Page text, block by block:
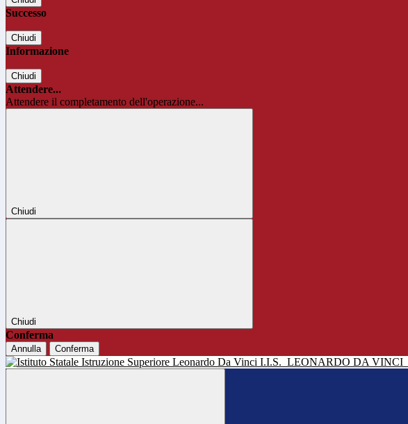
Successo
Chiudi
Informazione
Chiudi
Attendere...
Attendere il completamento dell'operazione...
Chiudi
Chiudi
Conferma
Annulla Conferma
I.I.S. LEONARDO DA VINCI